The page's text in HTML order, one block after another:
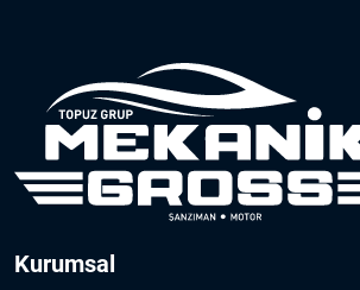
Kurumsal